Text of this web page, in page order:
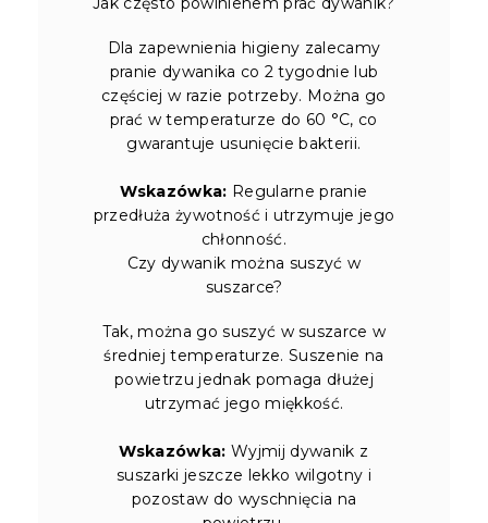
Dla zapewnienia higieny zalecamy
pranie dywanika co 2 tygodnie lub
częściej w razie potrzeby. Można go
prać w temperaturze do 60 °C, co
gwarantuje usunięcie bakterii.
Wskazówka: Regularne pranie
przedłuża żywotność i utrzymuje jego
chłonność.
Czy dywanik można suszyć w
suszarce?
Tak, można go suszyć w suszarce w
średniej temperaturze. Suszenie na
powietrzu jednak pomaga dłużej
utrzymać jego miękkość.
Wskazówka: Wyjmij dywanik z
suszarki jeszcze lekko wilgotny i
pozostaw do wyschnięcia na